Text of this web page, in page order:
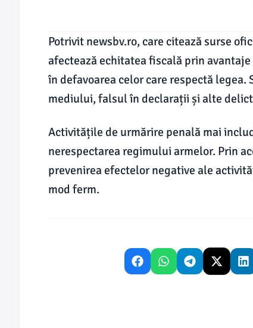
Potrivit newsbv.ro, care citează surse
afectează echitatea fiscală prin
în defavoarea celor care respectă
mediului, falsul în declarații și alte
Activitățile de urmărire penală mai
nerespectarea regimului armelor. Prin
prevenirea efectelor negative ale
mod ferm.